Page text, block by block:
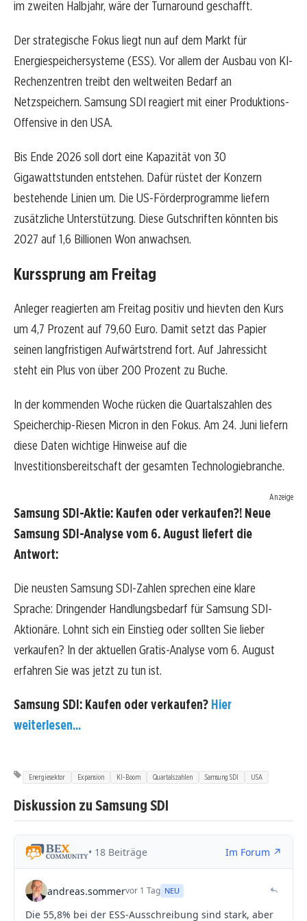
im zweiten Halbjahr, wäre der Turnaround geschafft.
Der strategische Fokus liegt nun auf dem Markt für
Energiespeichersysteme (ESS). Vor allem der Ausbau von KI-
Rechenzentren treibt den weltweiten Bedarf an
Netzspeichern. Samsung SDI reagiert mit einer Produktions-
Offensive in den USA.
Bis Ende 2026 soll dort eine Kapazität von 30
Gigawattstunden entstehen. Dafür rüstet der Konzern
bestehende Linien um. Die US-Förderprogramme liefern
zusätzliche Unterstützung. Diese Gutschriften könnten bis
2027 auf 1,6 Billionen Won anwachsen.
Kurssprung am Freitag
Anleger reagierten am Freitag positiv und hievten den Kurs
um 4,7 Prozent auf 79,60 Euro. Damit setzt das Papier
seinen langfristigen Aufwärtstrend fort. Auf Jahressicht
steht ein Plus von über 200 Prozent zu Buche.
In der kommenden Woche rücken die Quartalszahlen des
Speicherchip-Riesen Micron in den Fokus. Am 24. Juni liefern
diese Daten wichtige Hinweise auf die
Investitionsbereitschaft der gesamten Technologiebranche.
Anzeige
Samsung SDI-Aktie: Kaufen oder verkaufen?! Neue
Samsung SDI-Analyse vom 6. August liefert die
Antwort:
Die neusten Samsung SDI-Zahlen sprechen eine klare
Sprache: Dringender Handlungsbedarf für Samsung SDI-
Aktionäre. Lohnt sich ein Einstieg oder sollten Sie lieber
verkaufen? In der aktuellen Gratis-Analyse vom 6. August
erfahren Sie was jetzt zu tun ist.
Samsung SDI: Kaufen oder verkaufen? Hier
weiterlesen...
Energiesektor Expansion KI-Boom Quartalszahlen Samsung SDI USA
Diskussion zu Samsung SDI